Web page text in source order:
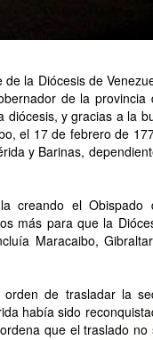
la Diócesis de
de la provincia
diócesis, y gracias a la
el 17 de febrero de
y Barinas,
creando el Obispado
más para que la
Maracaibo,
de trasladar la
había sido
que el traslado no